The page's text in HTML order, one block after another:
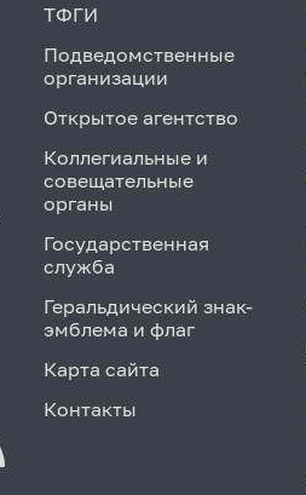
ТФГИ
Подведомственные
организации
Открытое агентство
Коллегиальные и
совещательные
органы
Государственная
служба
Геральдический знак-
эмблема и флаг
Карта сайта
Контакты